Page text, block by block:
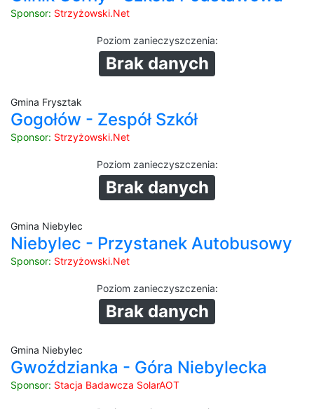
Sponsor: Strzyżowski.Net
Poziom zanieczyszczenia:
Brak danych
Gmina Frysztak
Gogołów - Zespół Szkół
Sponsor: Strzyżowski.Net
Poziom zanieczyszczenia:
Brak danych
Gmina Niebylec
Niebylec - Przystanek Autobusowy
Sponsor: Strzyżowski.Net
Poziom zanieczyszczenia:
Brak danych
Gmina Niebylec
Gwoździanka - Góra Niebylecka
Sponsor: Stacja Badawcza SolarAOT